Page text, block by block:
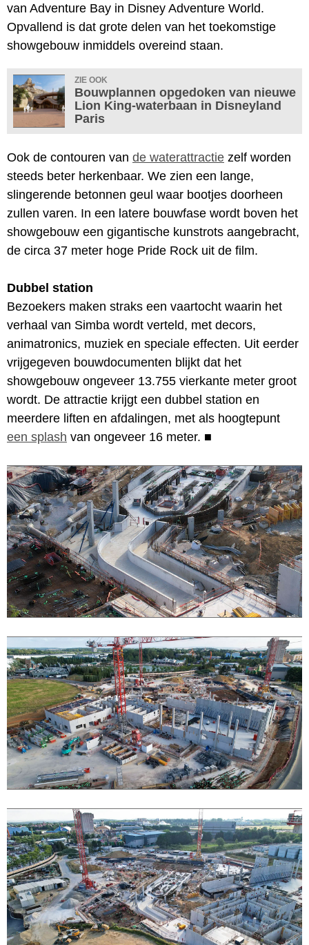
van Adventure Bay in Disney Adventure World.
Opvallend is dat grote delen van het toekomstige
showgebouw inmiddels overeind staan.
ZIE OOK
Bouwplannen opgedoken van nieuwe
Lion King-waterbaan in Disneyland
Paris
Ook de contouren van de waterattractie zelf worden
steeds beter herkenbaar. We zien een lange,
slingerende betonnen geul waar bootjes doorheen
zullen varen. In een latere bouwfase wordt boven het
showgebouw een gigantische kunstrots aangebracht,
de circa 37 meter hoge Pride Rock uit de film.
Dubbel station
Bezoekers maken straks een vaartocht waarin het
verhaal van Simba wordt verteld, met decors,
animatronics, muziek en speciale effecten. Uit eerder
vrijgegeven bouwdocumenten blijkt dat het
showgebouw ongeveer 13.755 vierkante meter groot
wordt. De attractie krijgt een dubbel station en
meerdere liften en afdalingen, met als hoogtepunt
een splash van ongeveer 16 meter. ■